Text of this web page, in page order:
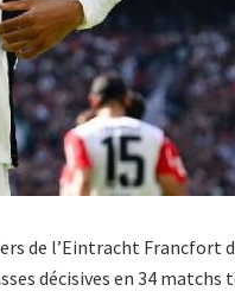
de l’Eintracht Francfort
décisives en 34 matchs